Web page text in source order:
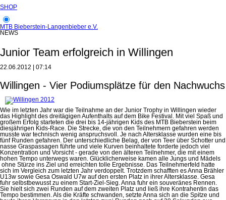
SHOP
MTB Bieberstein-Langenbieber e.V.
NEWS
Junior Team erfolgreich in Willingen
22.06.2012 | 07:14
Willingen - Vier Podiumsplätze für den Nachwuchs
Wie im letzten Jahr war die Teilnahme an der Junior Trophy in Willingen wieder
das Highlight des dreitägigen Aufenthalts auf dem Bike Festival. Mit viel Spaß und
großem Erfolg starteten die drei bis 14-jährigen Kids des MTB Bieberstein beim
diesjährigen Kids-Race. Die Strecke, die von den Teilnehmern gefahren werden
musste war technisch wenig anspruchsvoll. Je nach Altersklasse wurden eine bis
fünf Runden gefahren. Der unterschiedliche Belag, der von Teer über Schotter und
nasse Graspassagen führte und viele Kurven beinhaltete forderte jedoch viel
Konzentration und Vorsicht - gerade von den älteren Teilnehmer, die mit einem
hohen Tempo unterwegs waren. Glücklicherweise kamen alle Jungs und Mädels
ohne Stürze ins Ziel und erreichten tolle Ergebnisse. Das Teilnehmerfeld hatte
sich im Vergleich zum letzten Jahr verdoppelt. Trotzdem schafften es Anna Brähler
U13w sowie Gesa Oswald U7w auf den ersten Platz in ihrer Altersklasse. Gesa
fuhr selbstbewusst zu einem Start-Ziel-Sieg. Anna fuhr ein souveränes Rennen.
Sie hielt sich zwei Runden auf dem zweiten Platz und ließ ihre Kontrahentin das
Tempo bestimmen. Als die Kräfte schwanden, setzte Anna sich an die Spitze und